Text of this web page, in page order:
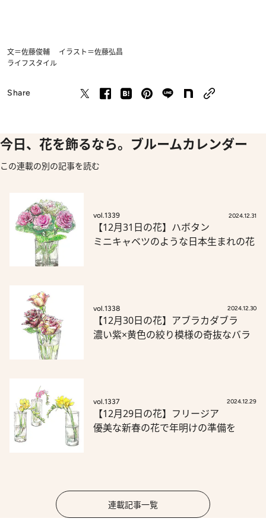
文＝佐藤俊輔 イラスト＝佐藤弘昌
ライフスタイル
Share
今日、花を飾るなら。ブルームカレンダー
この連載の別の記事を読む
vol.1339 2024.12.31
【12月31日の花】ハボタン
ミニキャベツのような日本生まれの花
vol.1338 2024.12.30
【12月30日の花】アブラカダブラ
濃い紫×黄色の絞り模様の奇抜なバラ
vol.1337 2024.12.29
【12月29日の花】フリージア
優美な新春の花で年明けの準備を
連載記事一覧